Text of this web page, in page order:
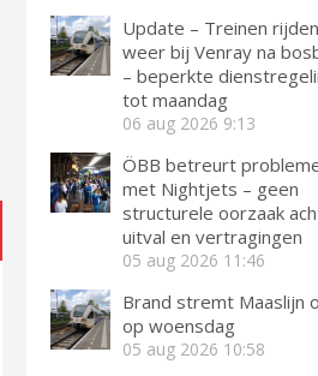
Update – Treinen rijden
weer bij Venray na
– beperkte
tot maandag
06 aug 2026 9:13
ÖBB betreurt
met Nightjets – geen
structurele oorzaak
uitval en vertragingen
05 aug 2026 11:46
Brand stremt Maaslijn
op woensdag
05 aug 2026 10:58